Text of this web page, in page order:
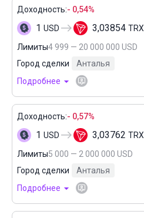
Доходность:- 0,54%
1 USD 3,03854 TRX
Лимиты4 999 — 20 000 000 USD
Город сделки
Анталья
Подробнее
Доходность:- 0,57%
1 USD 3,03762 TRX
Лимиты5 000 — 2 000 000 USD
Город сделки
Анталья
Подробнее